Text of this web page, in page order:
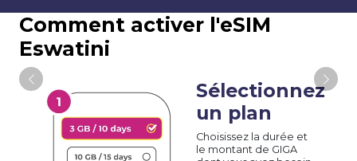
Comment activer l'eSIM
Eswatini
Sélectionnez
un plan
Choisissez la durée et
le montant de GIGA